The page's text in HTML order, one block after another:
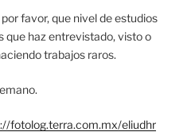
favor, que nivel de estudios
que haz entrevistado, visto o
trabajos raros.
fotolog.terra.com.mx/eliudhr